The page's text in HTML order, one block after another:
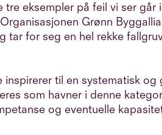
tre eksempler på feil vi ser
Grønn
tar for seg en hel rekke
inspirerer til en systematisk
som havner i denne
og eventuelle